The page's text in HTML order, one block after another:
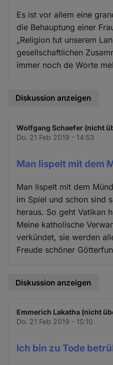
Es ist vor allem eine
die Behauptung einer
„Religion tut unserem
gesellschaftlichen
immer noch de Worte
Diskussion anzeigen
Wolfgang Schaefer (nicht
Do. 21 Feb 2019 - 14:53
Man lispelt mit dem
Man lispelt mit dem
im Spiel und schon sind
heraus. So geht Vatikan
Meine katholische
verkündet, sie werden
Freude schöner
Diskussion anzeigen
Emmerich Lakatha (nicht
Do. 21 Feb 2019 - 15:10
Ich bin zu Tode